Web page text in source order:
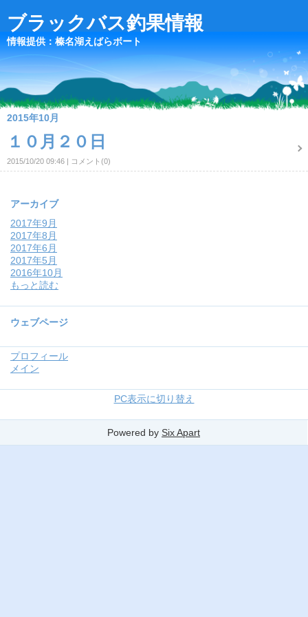
ブラックバス釣果情報
情報提供：榛名湖えばらボート
2015年10月
１０月２０日
2015/10/20 09:46 コメント(0)
アーカイブ
2017年9月
2017年8月
2017年6月
2017年5月
2016年10月
もっと読む
ウェブページ
プロフィール
メイン
PC表示に切り替え
Powered by Six Apart